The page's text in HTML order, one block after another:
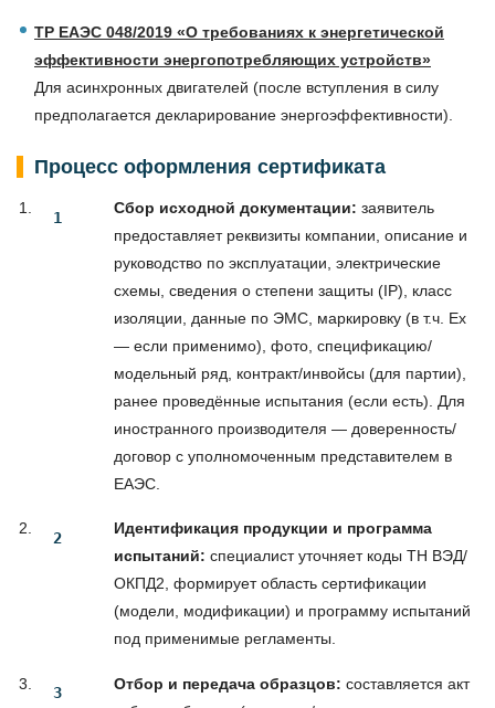
ТР ЕАЭС 048/2019 «О требованиях к энергетической
эффективности энергопотребляющих устройств»
Для асинхронных двигателей (после вступления в силу
предполагается декларирование энергоэффективности).
Процесс оформления сертификата
Сбор исходной документации: заявитель
предоставляет реквизиты компании, описание и
руководство по эксплуатации, электрические
схемы, сведения о степени защиты (IP), класс
изоляции, данные по ЭМС, маркировку (в т.ч. Ex
— если применимо), фото, спецификацию/
модельный ряд, контракт/инвойсы (для партии),
ранее проведённые испытания (если есть). Для
иностранного производителя — доверенность/
договор с уполномоченным представителем в
ЕАЭС.
Идентификация продукции и программа
испытаний: специалист уточняет коды ТН ВЭД/
ОКПД2, формирует область сертификации
(модели, модификации) и программу испытаний
под применимые регламенты.
Отбор и передача образцов: составляется акт